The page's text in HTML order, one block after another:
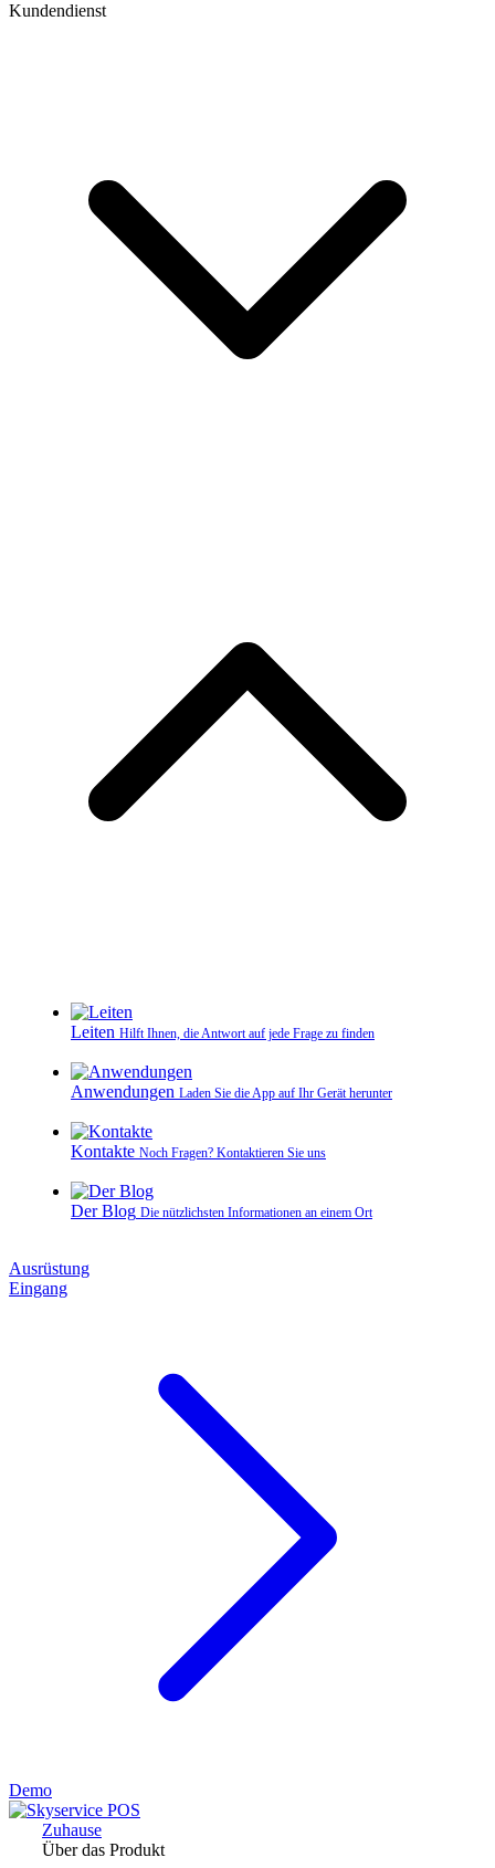
Kundendienst
Leiten Hilft Ihnen, die Antwort auf jede Frage zu finden
Anwendungen Laden Sie die App auf Ihr Gerät herunter
Kontakte Noch Fragen? Kontaktieren Sie uns
Der Blog Die nützlichsten Informationen an einem Ort
Ausrüstung
Eingang
Demo
Zuhause
Über das Produkt